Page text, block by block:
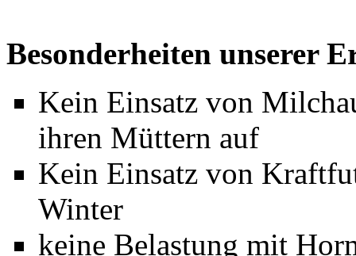
Besonderheiten unserer
Kein Einsatz von
ihren Müttern auf
Kein Einsatz von
Winter
keine Belastung mit